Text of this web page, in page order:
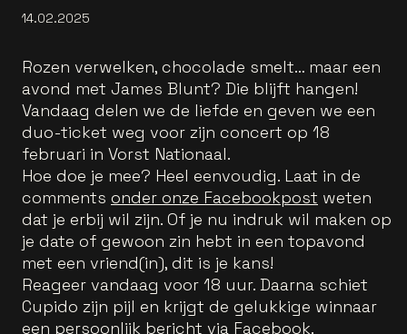
14.02.2025
Rozen verwelken, chocolade smelt… maar een
avond met James Blunt? Die blijft hangen!
Vandaag delen we de liefde en geven we een
duo-ticket weg voor zijn concert op 18
februari in Vorst Nationaal.
Hoe doe je mee? Heel eenvoudig. Laat in de
comments onder onze Facebookpost weten
dat je erbij wil zijn. Of je nu indruk wil maken op
je date of gewoon zin hebt in een topavond
met een vriend(in), dit is je kans!
Reageer vandaag voor 18 uur. Daarna schiet
Cupido zijn pijl en krijgt de gelukkige winnaar
een persoonlijk bericht via Facebook.